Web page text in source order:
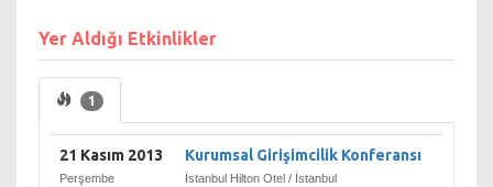
Yer Aldığı Etkinlikler
1
21 Kasım 2013
Perşembe
Kurumsal Girişimcilik Konferansı
İstanbul Hilton Otel / İstanbul